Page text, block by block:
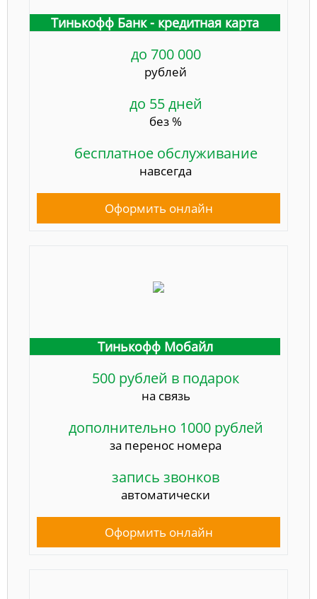
Тинькофф Банк - кредитная карта
до 700 000
рублей
до 55 дней
без %
бесплатное обслуживание
навсегда
Оформить онлайн
Тинькофф Мобайл
500 рублей в подарок
на связь
дополнительно 1000 рублей
за перенос номера
запись звонков
автоматически
Оформить онлайн